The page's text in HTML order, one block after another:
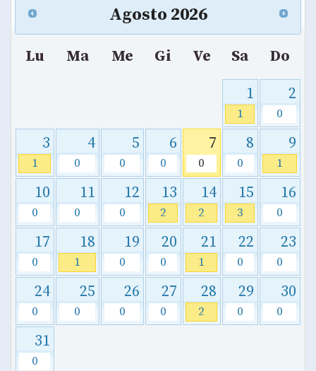
Agosto 2026
Lu Ma Me Gi Ve Sa
Do
1
1
2
0
3
1
4
0
5
0
6
0
7
0
8
0
9
1
10
0
11
0
12
0
13
2
14
2
15
3
16
0
17
0
18
1
19
0
20
0
21
1
22
0
23
0
24
0
25
0
26
0
27
0
28
2
29
0
30
0
31
0